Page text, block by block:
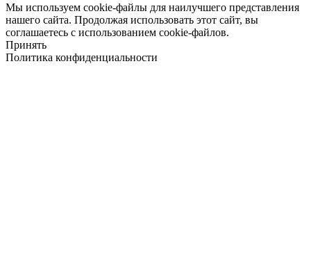
Мы используем cookie-файлы для наилучшего представления
нашего сайта. Продолжая использовать этот сайт, вы
соглашаетесь с использованием cookie-файлов.
Принять
Политика конфиденциальности